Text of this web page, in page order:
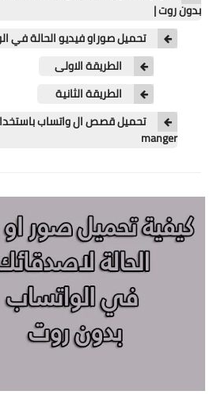
بلوجر
العاب
العملات
بدون روت |
تحميل صوراو فيديو الحالة في
الطريقة الاولى
الطريقة الثانية
manger